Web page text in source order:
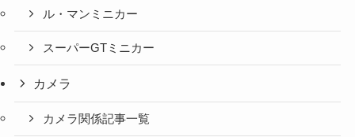
ル・マンミニカー
スーパーGTミニカー
カメラ
カメラ関係記事一覧